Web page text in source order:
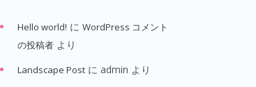
Hello world! に WordPress コメント
の投稿者 より
Landscape Post に admin より